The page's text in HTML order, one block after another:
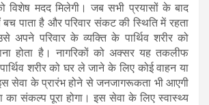
विशेष मदद मिलेगी। जब सभी प्रयासों के बाद
पाता है और परिवार संकट की स्थिति में रहता
परिवार के व्यक्ति के पार्थिव शरीर को
होता है। नागरिकों को अक्सर यह तकलीफ
शरीर को घर ले जाने के लिए कोई वाहन या
सेवा के प्रारंभ होने से जनजागरूकता भी आएगी
संकल्प पूरा होगा। इस सेवा के लिए स्वास्थ्य